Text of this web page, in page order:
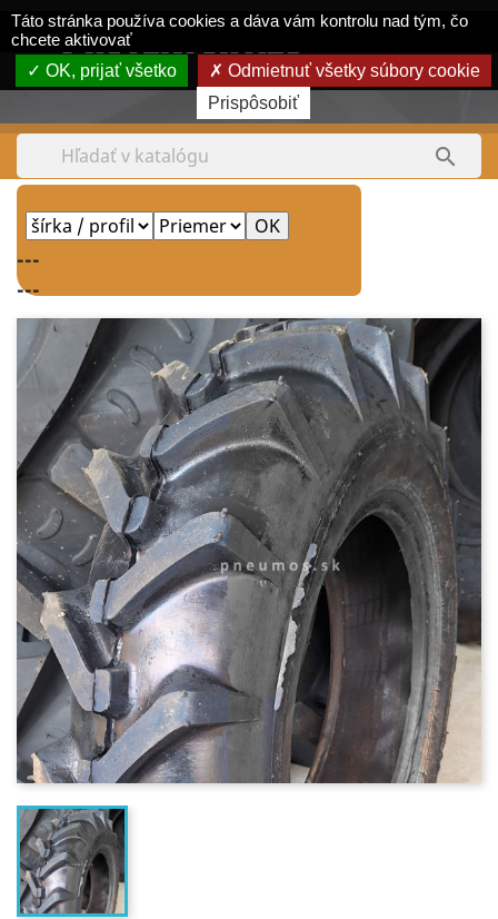
 shopping_cart

Tel.:0903 380 550

---
---
Panel riadenia súborov cookie
Táto stránka používa cookies a dáva vám kontrolu nad tým, čo
chcete aktivovať
OK, prijať všetko
Odmietnuť všetky súbory cookie
Prispôsobiť